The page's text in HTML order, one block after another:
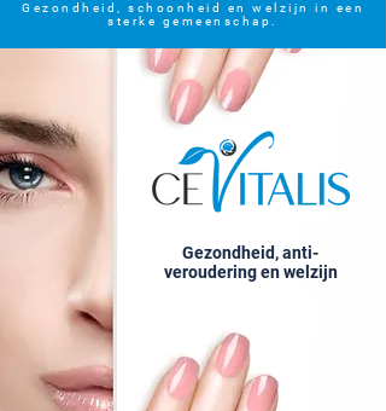
Gezondheid, schoonheid en welzijn in een
sterke gemeenschap.
Gezondheid, anti-
veroudering en welzijn